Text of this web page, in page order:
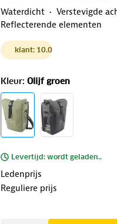
Waterdicht Verstevigde
Reflecterende elementen
klant: 10.0
Kleur: Olijf groen
Levertijd: wordt geladen..
Ledenprijs
Reguliere prijs